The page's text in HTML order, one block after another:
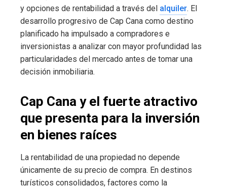
y opciones de rentabilidad a través del alquiler. El
desarrollo progresivo de Cap Cana como destino
planificado ha impulsado a compradores e
inversionistas a analizar con mayor profundidad las
particularidades del mercado antes de tomar una
decisión inmobiliaria.
Cap Cana y el fuerte atractivo
que presenta para la inversión
en bienes raíces
La rentabilidad de una propiedad no depende
únicamente de su precio de compra. En destinos
turísticos consolidados, factores como la